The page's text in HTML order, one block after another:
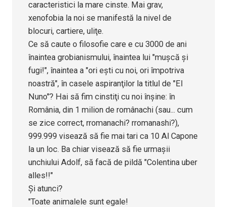
caracteristici la mare cinste. Mai grav,
xenofobia la noi se manifestă la nivel de
blocuri, cartiere, uliţe.
Ce să caute o filosofie care e cu 3000 de ani
înaintea grobianismului, înaintea lui "muşcă şi
fugi!", înaintea a "ori eşti cu noi, ori împotriva
noastră", în casele aspiranţilor la titlul de "El
Nuno"? Hai să fim cinstiţi cu noi înşine: în
România, din 1 milion de românachi (sau... cum
se zice correct, rromanachi? rromanashi?),
999.999 visează să fie mai tari ca 10 Al Capone
la un loc. Ba chiar visează să fie urmaşii
unchiului Adolf, să facă de pildă "Colentina uber
alles!!"
Şi atunci?
"Toate animalele sunt egale!